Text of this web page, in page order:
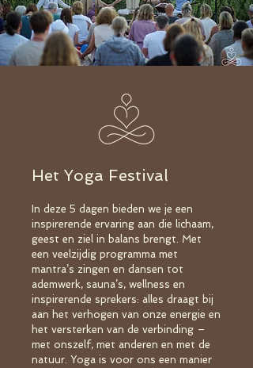
Het Yoga Festival
In deze 5 dagen bieden we je een
inspirerende ervaring aan die lichaam,
geest en ziel in balans brengt. Met
een veelzijdig programma met
mantra’s zingen en dansen tot
ademwerk, sauna’s, wellness en
inspirerende sprekers: alles draagt bij
aan het verhogen van onze energie en
het versterken van de verbinding –
met onszelf, met anderen en met de
natuur. Yoga is voor ons een manier